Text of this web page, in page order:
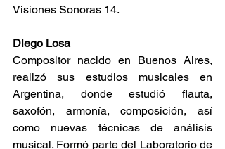
Visiones Sonoras 14.
Diego Losa
Compositor nacido en Buenos Aires,
realizó sus estudios musicales en
Argentina, donde estudió flauta,
saxofón, armonía, composición, así
como nuevas técnicas de análisis
musical. Formó parte del Laboratorio de